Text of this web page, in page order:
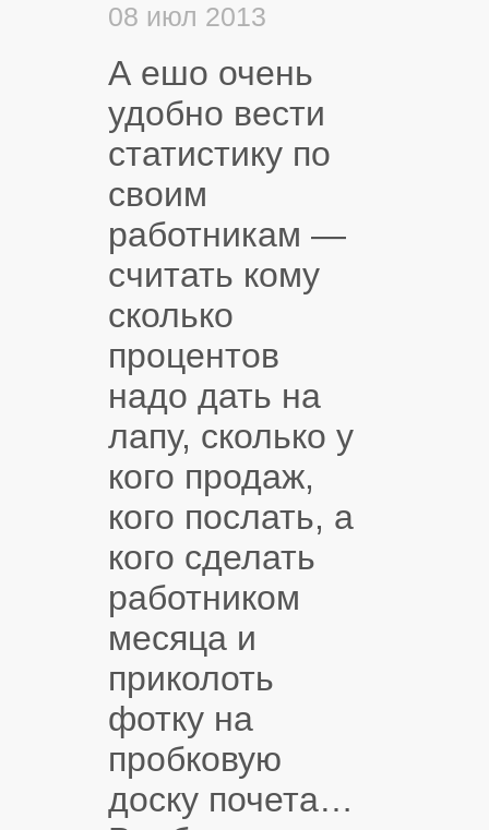
08 июл 2013
А ешо очень
удобно вести
статистику по
своим
работникам —
считать кому
сколько
процентов
надо дать на
лапу, сколько у
кого продаж,
кого послать, а
кого сделать
работником
месяца и
приколоть
фотку на
пробковую
доску почета…